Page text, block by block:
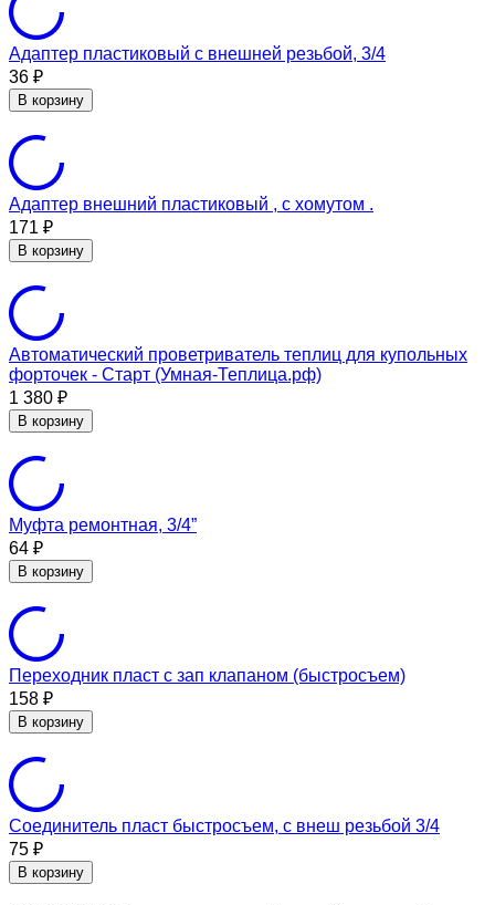
Адаптер пластиковый с внешней резьбой, 3/4
36 ₽
В корзину
Адаптер внешний пластиковый , с хомутом .
171 ₽
В корзину
Автоматический проветриватель теплиц для купольных
форточек - Старт (Умная-Теплица.рф)
1 380 ₽
В корзину
Муфта ремонтная, 3/4”
64 ₽
В корзину
Переходник пласт с зап клапаном (быстросъем)
158 ₽
В корзину
Соединитель пласт быстросъем, с внеш резьбой 3/4
75 ₽
В корзину